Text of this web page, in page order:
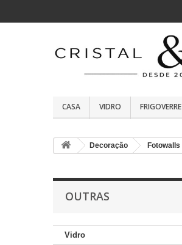
CASA VIDRO FRIGOVERRE
Decoração Fotowalls
OUTRAS
Vidro